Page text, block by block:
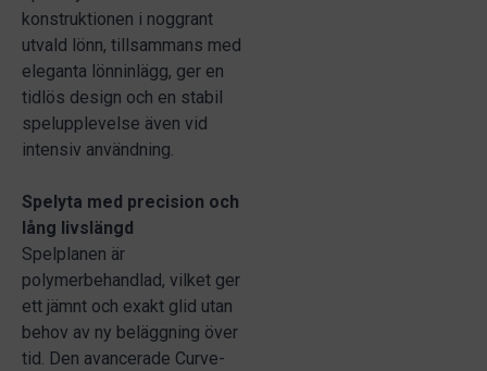
konstruktionen i noggrant
utvald lönn, tillsammans med
eleganta lönninlägg, ger en
tidlös design och en stabil
spelupplevelse även vid
intensiv användning.
Spelyta med precision och
lång livslängd
Spelplanen är
polymerbehandlad, vilket ger
ett jämnt och exakt glid utan
behov av ny beläggning över
tid. Den avancerade Curve-